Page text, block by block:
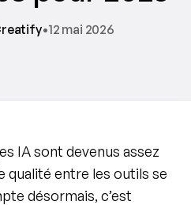
•12 mai 2026
IA sont devenus assez
qualité entre les outils se
désormais, c’est